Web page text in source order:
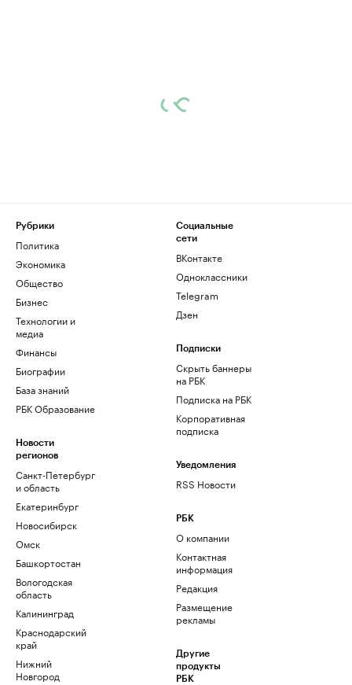
Рубрики
Политика
Экономика
Общество
Бизнес
Технологии и
медиа
Финансы
Биографии
База знаний
РБК Образование
Новости
регионов
Санкт-Петербург
и область
Екатеринбург
Новосибирск
Омск
Башкортостан
Вологодская
область
Калининград
Краснодарский
край
Нижний
Новгород
Социальные
сети
ВКонтакте
Одноклассники
Telegram
Дзен
Подписки
Скрыть баннеры
на РБК
Подписка на РБК
Корпоративная
подписка
Уведомления
RSS Новости
РБК
О компании
Контактная
информация
Редакция
Размещение
рекламы
Другие
продукты
РБК